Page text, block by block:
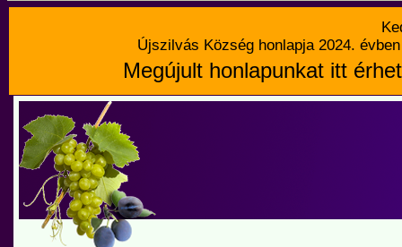
Újszilvás Község honlapja 2024.
Megújult honlapunkat itt